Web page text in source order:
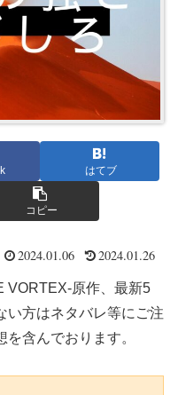
はてブ
コピー
2024.01.06 2024.01.26
VORTEX-原作、最新5
い方はネタバレ等にご注
を含んでおります。